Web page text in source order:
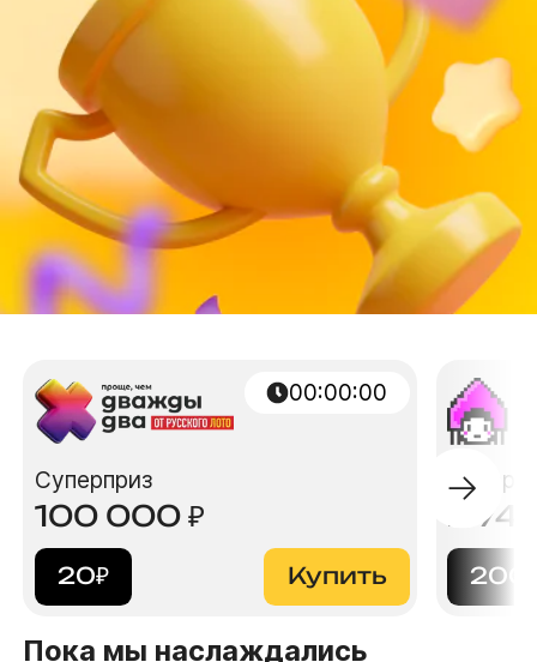
00:00:00
Суперприз
100 000₽
20₽ Купить
2
200
Пока мы наслаждались